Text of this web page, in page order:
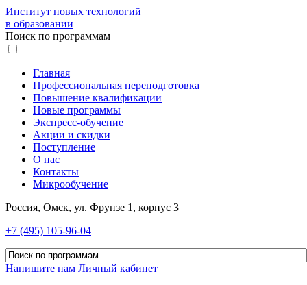
Институт новых технологий
в образовании
Поиск по программам
Главная
Профессиональная переподготовка
Повышение квалификации
Новые программы
Экспресс-обучение
Акции и скидки
Поступление
О нас
Контакты
Микрообучение
Россия, Омск, ул. Фрунзе 1, корпус 3
+7 (495) 105-96-04
Напишите нам Личный кабинет